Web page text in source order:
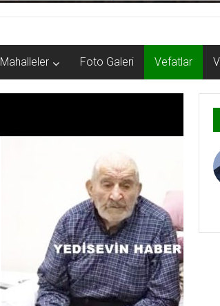
Mahalleler Foto Galeri Vefatlar